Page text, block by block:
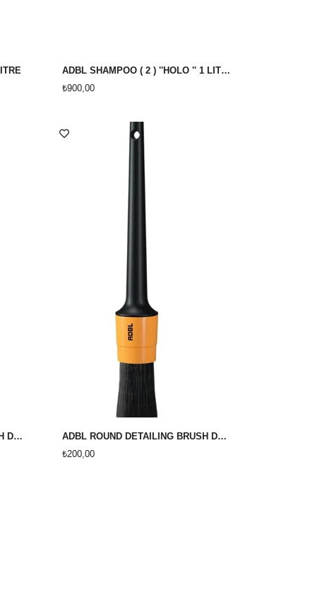
ADBL SHAMPOO ( 2 ) ''HOLO '' 1 LİTRE
₺900,00
ADBL ROUND DETAİLİNG BRUSH DETAYLANDIRMA FIRÇASI 31MM #16
ADBL ROUND DETAİLİNG BRUSH DETAYLANDIRMA FIRÇASI 25MM #12
₺200,00